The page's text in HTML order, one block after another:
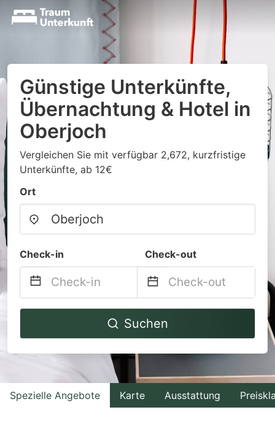
Günstige Unterkünfte,
Übernachtung & Hotel in
Oberjoch
Vergleichen Sie mit verfügbar 2,672, kurzfristige
Unterkünfte, ab 12€
Ort
Check-in Check-out
Navigate
to
interact
with
the
Navigate
to
interact
with
the
Suchen
Spezielle Angebote Karte Ausstattung